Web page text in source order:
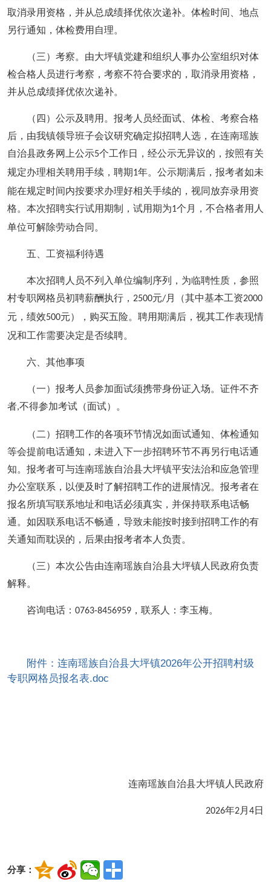
取消录用资格，并从总成绩择优依次递补。体检时间、地点
另行通知，体检费用自理。
（三）考察。由大坪镇党建和组织人事办公室组织对体
检合格人员进行考察，考察不符合要求的，取消录用资格，
并从总成绩择优依次递补。
（四）公示及聘用。报考人员经面试、体检、考察合格
后，由我镇领导班子会议研究确定拟招聘人选，在连南瑶族
自治县政务网上公示5个工作日，经公示无异议的，按照有关
规定办理相关聘用手续，聘期1年。公示期满后，报考者如未
能在规定时间内按要求办理好相关手续的，视同放弃录用资
格。本次招聘实行试用期制，试用期为1个月，不合格者用人
单位可解除劳动合同。
五、工资福利待遇
本次招聘人员不列入单位编制序列，为临聘性质，参照
村专职网格员初聘薪酬执行， 2500元/月（其中基本工资2000
元，绩效500元），购买五险。聘用期满后，视其工作表现情
况和工作需要决定是否续聘。
六、其他事项
（一）报考人员参加面试须携带身份证入场。证件不齐
者,不得参加考试（面试）。
（二）招聘工作的各项环节情况如面试通知、体检通知
等会提前电话通知，未进入下一步招聘环节不再另行电话通
知。报考者可与连南瑶族自治县大坪镇平安法治和应急管理
办公室联系，以便及时了解招聘工作的进展情况。报考者在
报名所填写联系地址和电话必须真实，并保持联系电话畅
通。如因联系电话不畅通，导致未能按时接到招聘工作的有
关通知而耽误的，后果由报考者本人负责。
（三）本次公告由连南瑶族自治县大坪镇人民政府负责
解释。
咨询电话： 0763-8456959 ，联系人：李玉梅。
附件：连南瑶族自治县大坪镇2026年公开招聘村级
专职网格员报名表.doc
连南瑶族自治县大坪镇人民政府
2026年2月 4日
分享：